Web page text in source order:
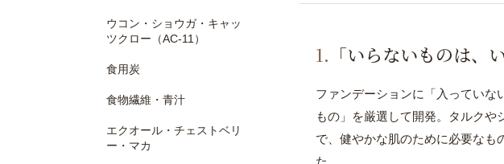
ウコン・ショウガ・キャッ
ツクロー（AC-11）
食用炭
食物繊維・青汁
エクオール・チェストベリ
ー・マカ
1. 「いらないものは、
ファンデーションに「入っていな
もの」を厳選して開発。タルク
で、健やかな肌のために必要なも
た。